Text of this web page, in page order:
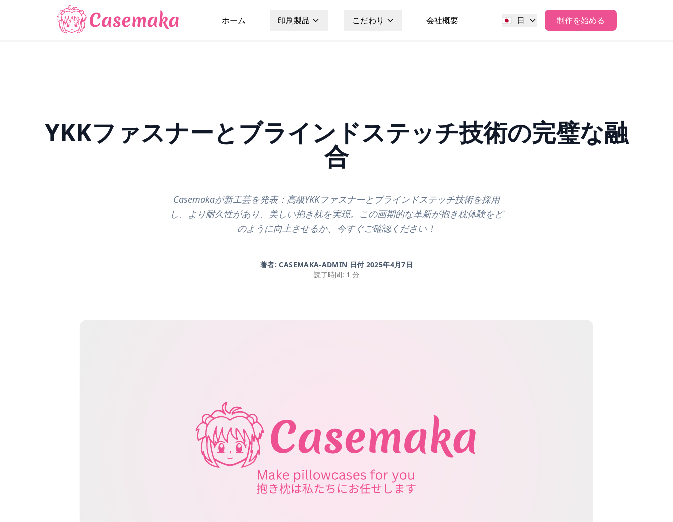
ホーム 印刷製品 こだわり 会社概要 🇯🇵 日 制作を始める
YKKファスナーとブラインドステッチ技術の完璧な融
合
Casemakaが新工芸を発表：高級YKKファスナーとブラインドステッチ技術を採用
し、より耐久性があり、美しい抱き枕を実現。この画期的な革新が抱き枕体験をど
のように向上させるか、今すぐご確認ください！
著者: CASEMAKA-ADMIN 日付 2025年4月7日
読了時間: 1 分